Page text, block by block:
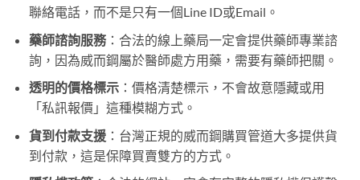
聯絡電話，而不是只有一個Line ID或Email。
藥師諮詢服務：合法的線上藥局一定會提供藥師專業諮
詢，因為威而鋼屬於醫師處方用藥，需要有藥師把關。
透明的價格標示：價格清楚標示，不會故意隱藏或用
「私訊報價」這種模糊方式。
貨到付款支援：台灣正規的威而鋼購買管道大多提供貨
到付款，這是保障買賣雙方的方式。